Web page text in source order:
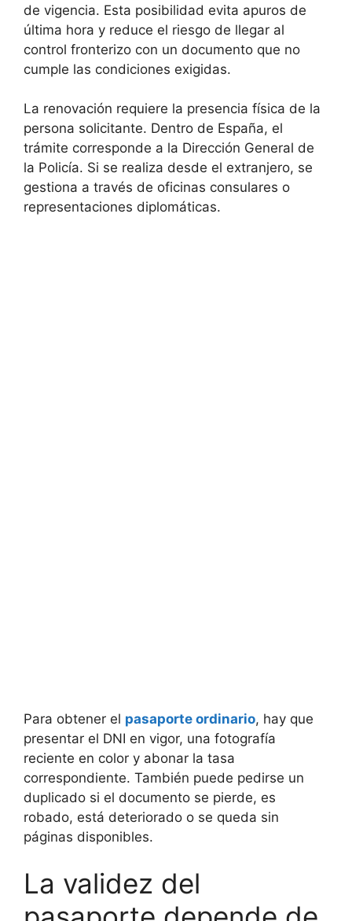
de vigencia. Esta posibilidad evita apuros de
última hora y reduce el riesgo de llegar al
control fronterizo con un documento que no
cumple las condiciones exigidas.
La renovación requiere la presencia física de la
persona solicitante. Dentro de España, el
trámite corresponde a la Dirección General de
la Policía. Si se realiza desde el extranjero, se
gestiona a través de oficinas consulares o
representaciones diplomáticas.
Para obtener el pasaporte ordinario, hay que
presentar el DNI en vigor, una fotografía
reciente en color y abonar la tasa
correspondiente. También puede pedirse un
duplicado si el documento se pierde, es
robado, está deteriorado o se queda sin
páginas disponibles.
La validez del